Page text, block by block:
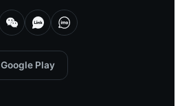
Google Play